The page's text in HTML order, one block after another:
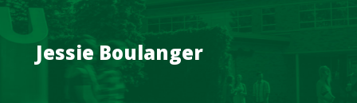
Jessie Boulanger